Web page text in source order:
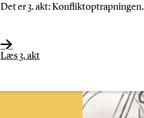
Det er 3. akt: Konfliktoptrapningen.
Læs 3. akt